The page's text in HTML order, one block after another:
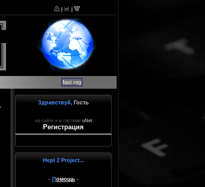
| |
fast reg
Здравствуй,Гость
на сайте и в системе uNet
Регистрация
Hepl 2 Project...
- Помощь-